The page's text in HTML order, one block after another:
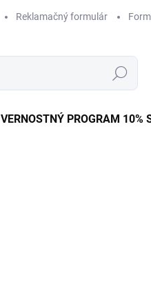
Reklamačný formulár
Hľadať
VERNOSTNÝ PROGRAM 10%